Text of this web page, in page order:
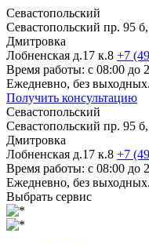
Севастопольский
Севастопольский пр. 95
Дмитровка
Лобненская д.17 к.8 +7
Время работы: с 08:00 до
Ежедневно, без выходных.
Получить консультацию
Севастопольский
Севастопольский пр. 95
Дмитровка
Лобненская д.17 к.8 +7
Время работы: с 08:00 до
Ежедневно, без выходных.
Выбрать сервис